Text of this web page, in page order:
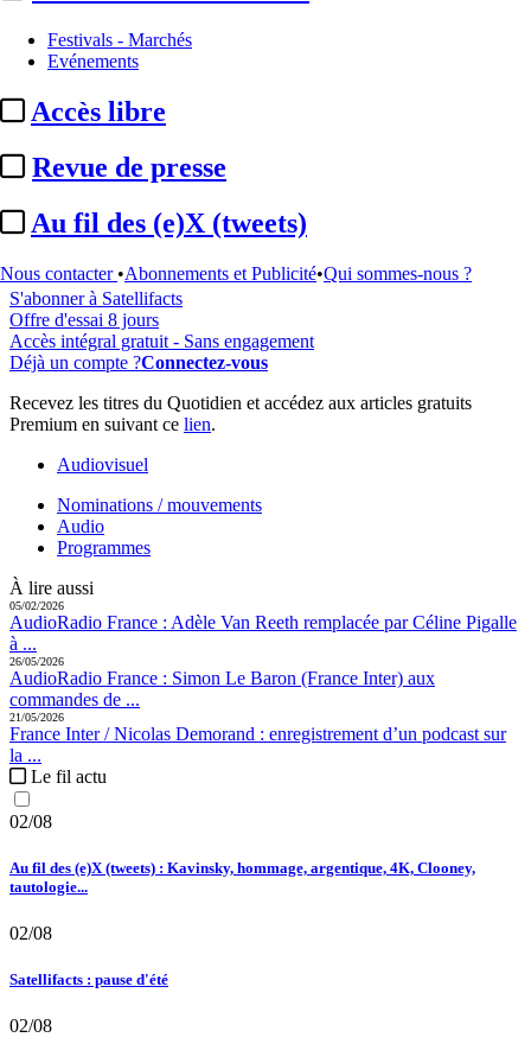
Festivals - Marchés
Evénements
Accès libre
Revue de presse
Au fil des (e)X (tweets)
Nous contacter •Abonnements et Publicité•Qui sommes-nous ?
...
Cet article est réservé à nos abonnés
Pour accéder à cet article, à l'ensemble du site, découvrez nos
S'abonner à Satellifacts
Offre d'essai 8 jours
Accès intégral gratuit - Sans engagement
Déjà un compte ?Connectez-vous
Recevez les titres du Quotidien et accédez aux articles gratuits
Premium en suivant ce lien.
Audiovisuel
Nominations / mouvements
Audio
Programmes
À lire aussi
05/02/2026
AudioRadio France : Adèle Van Reeth remplacée par Céline Pigalle
à ...
26/05/2026
AudioRadio France : Simon Le Baron (France Inter) aux
commandes de ...
21/05/2026
France Inter / Nicolas Demorand : enregistrement d’un podcast sur
la ...
Le fil actu
02/08
Au fil des (e)X (tweets) : Kavinsky, hommage, argentique, 4K, Clooney,
tautologie...
02/08
Satellifacts : pause d'été
02/08